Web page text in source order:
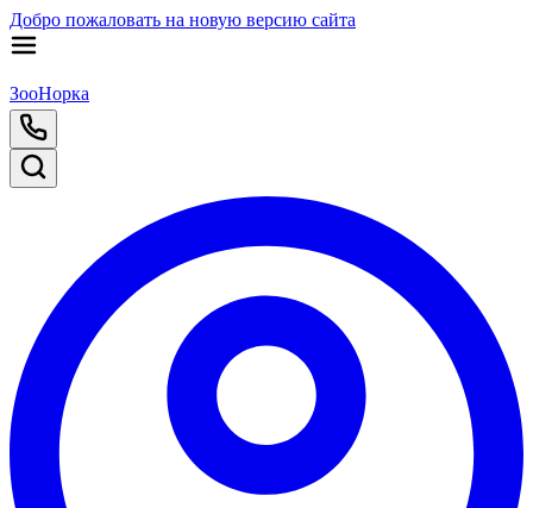
Добро пожаловать на новую версию сайта
ЗооНорка